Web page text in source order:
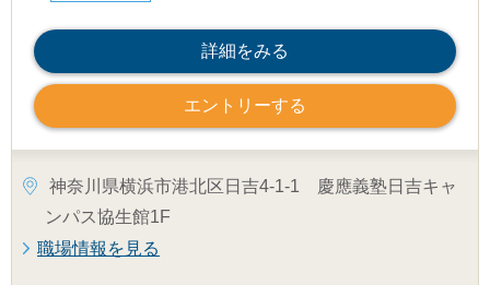
詳細をみる
エントリーする
神奈川県横浜市港北区日吉4-1-1 慶應義塾日吉キャ
ンパス協生館1F
職場情報を見る